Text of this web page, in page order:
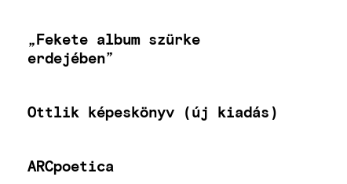
„Fekete album szürke
erdejében”
Ottlik képeskönyv (új kiadás)
ARCpoetica